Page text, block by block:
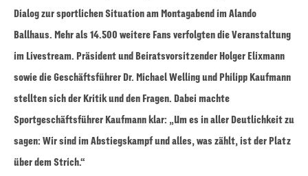
Dialog zur sportlichen Situation am Montagabend im Alando
Ballhaus. Mehr als 14.500 weitere Fans verfolgten die Veranstaltung
im Livestream. Präsident und Beiratsvorsitzender Holger Elixmann
sowie die Geschäftsführer Dr. Michael Welling und Philipp Kaufmann
stellten sich der Kritik und den Fragen. Dabei machte
Sportgeschäftsführer Kaufmann klar: „Um es in aller Deutlichkeit zu
sagen: Wir sind im Abstiegskampf und alles, was zählt, ist der Platz
über dem Strich.“